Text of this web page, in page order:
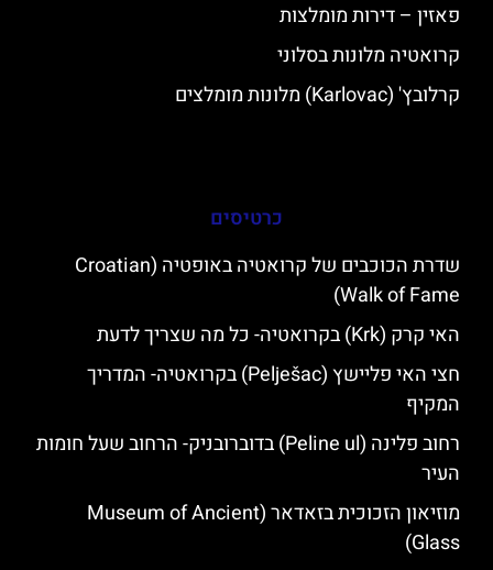
פאזין – דירות מומלצות
קרואטיה מלונות בסלוני
קרלובץ' (Karlovac) מלונות מומלצים
כרטיסים
שדרת הכוכבים של קרואטיה באופטיה (Croatian
Walk of Fame)
האי קרק (Krk) בקרואטיה- כל מה שצריך לדעת
חצי האי פליישץ (Pelješac) בקרואטיה- המדריך
המקיף
רחוב פלינה (Peline ul) בדוברובניק- הרחוב שעל חומות
העיר
מוזיאון הזכוכית בזאדאר (Museum of Ancient
Glass)